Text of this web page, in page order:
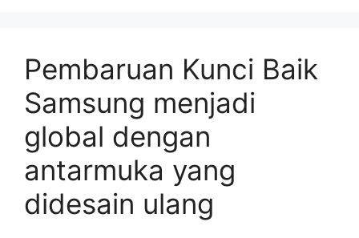
Pembaruan Kunci Baik
Samsung menjadi
global dengan
antarmuka yang
didesain ulang